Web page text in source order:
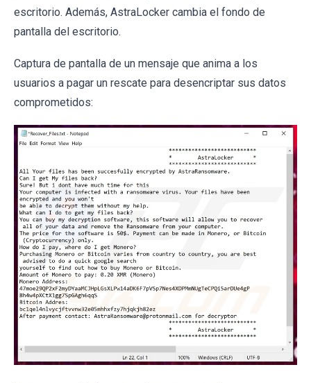
escritorio. Además, AstraLocker cambia el fondo de
pantalla del escritorio.
Captura de pantalla de un mensaje que anima a los
usuarios a pagar un rescate para desencriptar sus datos
comprometidos: